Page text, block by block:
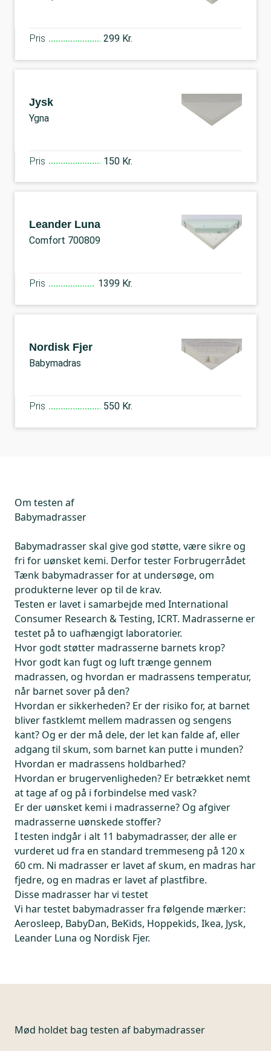
Pris 299 Kr.
Jysk
Ygna
Pris 150 Kr.
Leander Luna
Comfort 700809
Pris 1399 Kr.
Nordisk Fjer
Babymadras
Pris 550 Kr.
Om testen af
Babymadrasser
Babymadrasser skal give god støtte, være sikre og
fri for uønsket kemi. Derfor tester Forbrugerrådet
Tænk babymadrasser for at undersøge, om
produkterne lever op til de krav.
Testen er lavet i samarbejde med International
Consumer Research & Testing, ICRT. Madrasserne er
testet på to uafhængigt laboratorier.
Hvor godt støtter madrasserne barnets krop?
Hvor godt kan fugt og luft trænge gennem
madrassen, og hvordan er madrassens temperatur,
når barnet sover på den?
Hvordan er sikkerheden? Er der risiko for, at barnet
bliver fastklemt mellem madrassen og sengens
kant? Og er der må dele, der let kan falde af, eller
adgang til skum, som barnet kan putte i munden?
Hvordan er madrassens holdbarhed?
Hvordan er brugervenligheden? Er betrækket nemt
at tage af og på i forbindelse med vask?
Er der uønsket kemi i madrasserne? Og afgiver
madrasserne uønskede stoffer?
I testen indgår i alt 11 babymadrasser, der alle er
vurderet ud fra en standard tremmeseng på 120 x
60 cm. Ni madrasser er lavet af skum, en madras har
fjedre, og en madras er lavet af plastfibre.
Disse madrasser har vi testet
Vi har testet babymadrasser fra følgende mærker:
Aerosleep, BabyDan, BeKids, Hoppekids, Ikea, Jysk,
Leander Luna og Nordisk Fjer.
Mød holdet bag testen af babymadrasser